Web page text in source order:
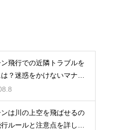
ン飛行での近隣トラブルを
？迷惑をかけないマナー
ンは川の上空を飛ばせるの
ルールと注意点を詳しく